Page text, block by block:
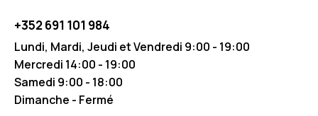
+352 691 101 984
Lundi, Mardi, Jeudi et Vendredi 9:00 - 19:00
Mercredi 14:00 - 19:00
Samedi 9:00 - 18:00
Dimanche - Fermé